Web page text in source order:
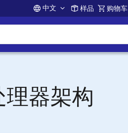
Account
中文 样品 购物车
器架构